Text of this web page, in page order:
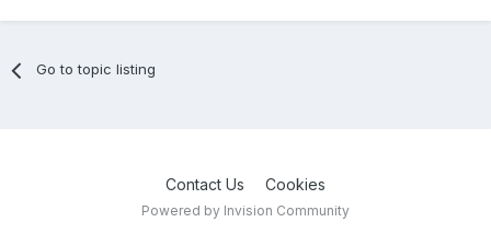
Go to topic listing
Contact Us Cookies
Powered by Invision Community